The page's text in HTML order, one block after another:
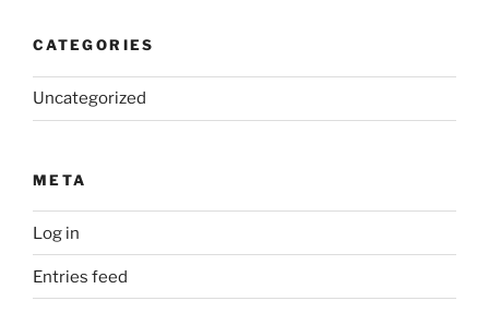
CATEGORIES
Uncategorized
META
Log in
Entries feed